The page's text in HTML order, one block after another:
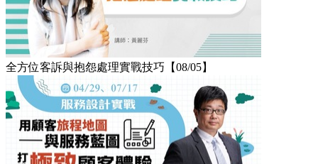
全方位客訴與抱怨處理實戰技巧【08/05】